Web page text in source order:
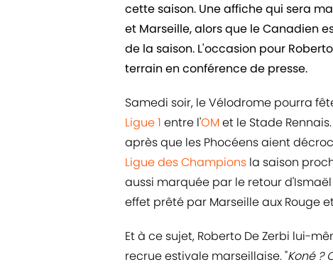
cette saison. Une affiche qui sera
et Marseille, alors que le Canadien
de la saison. L'occasion pour
terrain en conférence de presse.
Samedi soir, le Vélodrome pourra
Ligue 1 entre l'OMet le Stade
après que les Phocéens aient
Ligue des Champions la saison
aussi marquée par le retour
effet prêté par Marseille aux Rouge
Et à ce sujet, Roberto De Zerbi lui-
recrue estivale marseillaise. "Koné ?